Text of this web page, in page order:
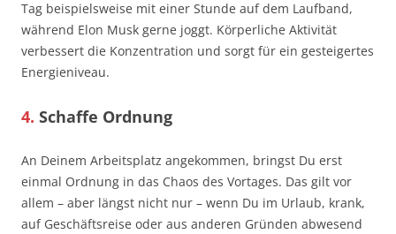
Tag beispielsweise mit einer Stunde auf dem Laufband,
während Elon Musk gerne joggt. Körperliche Aktivität
verbessert die Konzentration und sorgt für ein gesteigertes
Energieniveau.
4. Schaffe Ordnung
An Deinem Arbeitsplatz angekommen, bringst Du erst
einmal Ordnung in das Chaos des Vortages. Das gilt vor
allem – aber längst nicht nur – wenn Du im Urlaub, krank,
auf Geschäftsreise oder aus anderen Gründen abwesend